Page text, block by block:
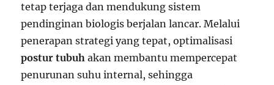
tetap terjaga dan mendukung sistem
pendinginan biologis berjalan lancar. Melalui
penerapan strategi yang tepat, optimalisasi
postur tubuh akan membantu mempercepat
penurunan suhu internal, sehingga